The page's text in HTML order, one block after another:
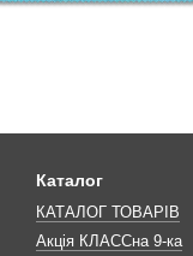
Каталог
КАТАЛОГ ТОВАРІВ
Акція КЛАССна 9-ка